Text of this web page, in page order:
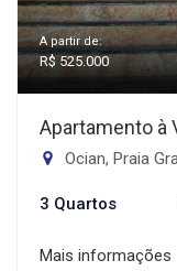
A partir de:
R$ 525.000
Apartamento à
Ocian, Praia
3 Quartos
Mais informações